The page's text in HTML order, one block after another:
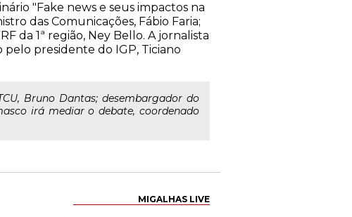
"Fake news e seus impactos na
das Comunicações, Fábio Faria;
da 1ª região, Ney Bello. A jornalista
presidente do IGP, Ticiano
Bruno Dantas; desembargador do
irá mediar o debate, coordenado
MIGALHAS LIVE